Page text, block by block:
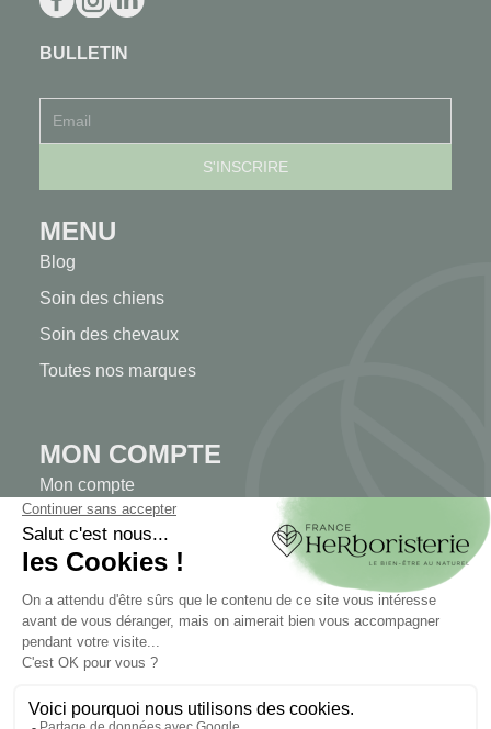
BULLETIN
MENU
Blog
Soin des chiens
Soin des chevaux
Toutes nos marques
MON COMPTE
Mon compte
Authentification
Suivi de commande
Créer votre compte
INFORMATIONS
Contactez-nous